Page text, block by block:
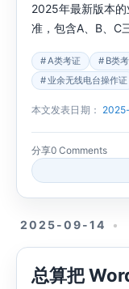
2025年最新版本
准，包含A、B、C
A类考证 B类
业余无线电台操作证
本文发表日期：
分享0 Comments
2025-09-14
总算把